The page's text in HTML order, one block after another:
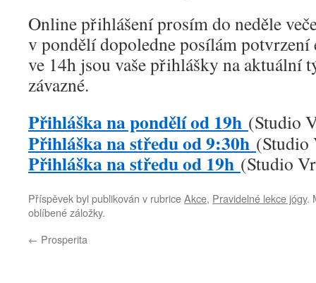
Online přihlášení prosím do neděle
v pondělí dopoledne posílám
ve 14h jsou vaše přihlášky na aktuální
závazné.
Přihláška na pondělí od 19h (Studio
Přihláška na středu od 9:30h (Studio
Přihláška na středu od 19h (Studio
Příspěvek byl publikován v rubriceAkce, Pravidelné lekce jógy.
oblíbené záložky.
← Prosperita